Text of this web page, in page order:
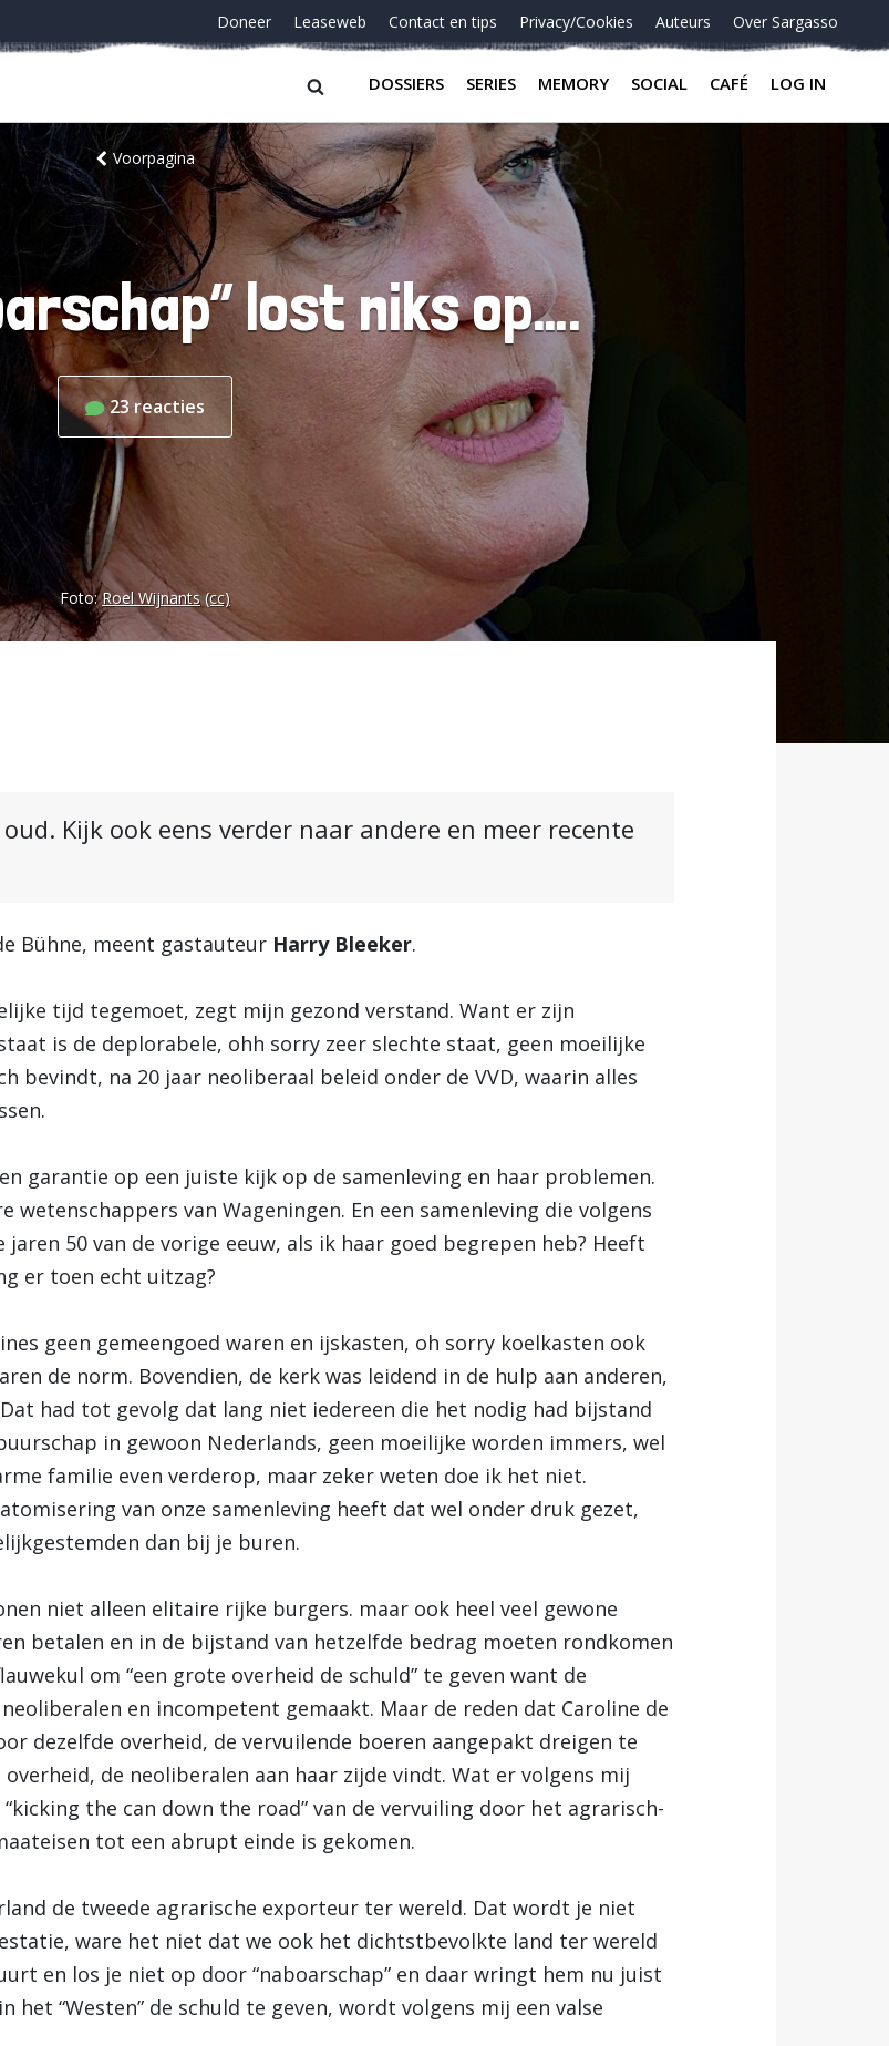
Doneer Leaseweb Contact en tips Privacy/Cookies Auteurs Over Sargasso
DOSSIERS SERIES MEMORY SOCIAL CAFÉ LOG IN
Voorpagina
lost niks op….
23 reacties
Foto:Roel Wijnants (cc)
Kijk ook eens verder naar andere en meer recente
Bühne, meent gastauteur Harry Bleeker.
tijd tegemoet, zegt mijn gezond verstand. Want er zijn
is de deplorabele, ohh sorry zeer slechte staat, geen moeilijke
bevindt, na 20 jaar neoliberaal beleid onder de VVD, waarin alles
garantie op een juiste kijk op de samenleving en haar problemen.
van Wageningen. En een samenleving die volgens
50 van de vorige eeuw, als ik haar goed begrepen heb? Heeft
er toen echt uitzag?
geen gemeengoed waren en ijskasten, oh sorry koelkasten ook
de norm. Bovendien, de kerk was leidend in de hulp aan anderen,
had tot gevolg dat lang niet iedereen die het nodig had bijstand
in gewoon Nederlands, geen moeilijke worden immers, wel
familie even verderop, maar zeker weten doe ik het niet.
van onze samenleving heeft dat wel onder druk gezet,
dan bij je buren.
niet alleen elitaire rijke burgers. maar ook heel veel gewone
betalen en in de bijstand van hetzelfde bedrag moeten rondkomen
om “een grote overheid de schuld” te geven want de
en incompetent gemaakt. Maar de reden dat Caroline de
dezelfde overheid, de vervuilende boeren aangepakt dreigen te
de neoliberalen aan haar zijde vindt. Wat er volgens mij
the can down the road” van de vervuiling door het agrarisch-
tot een abrupt einde is gekomen.
de tweede agrarische exporteur ter wereld. Dat wordt je niet
ware het niet dat we ook het dichtstbevolkte land ter wereld
en los je niet op door “naboarschap” en daar wringt hem nu juist
het “Westen” de schuld te geven, wordt volgens mij een valse